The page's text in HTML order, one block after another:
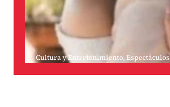
Cultura y Entretenimiento,Espectáculos